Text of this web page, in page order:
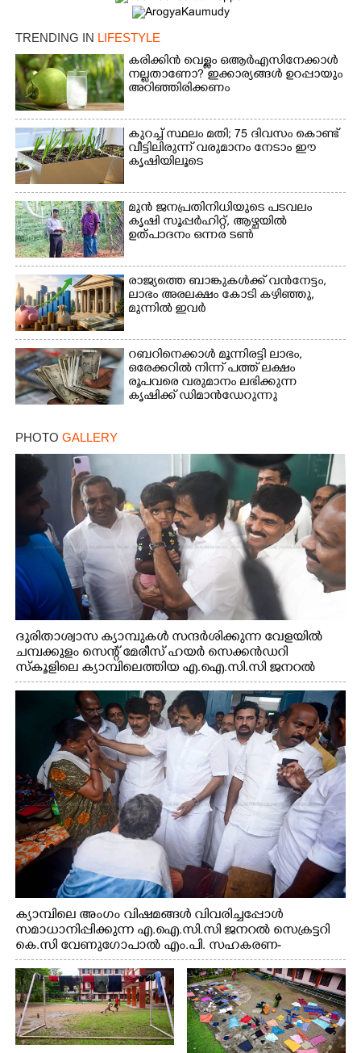
TRENDING IN LIFESTYLE
കരിക്കിൻ വെള്ളം ഒആർഎസിനേക്കാൾ
നല്ലതാണോ? ഇക്കാര്യങ്ങൾ ഉറപ്പായും
അറിഞ്ഞിരിക്കണം
കുറച്ച് സ്ഥലം മതി; 75 ദിവസം കൊണ്ട്
വീട്ടിലിരുന്ന് വരുമാനം നേടാം ഈ
കൃഷിയിലൂടെ
മുൻ ജനപ്രതിനിധിയുടെ പടവലം
കൃഷി സൂപ്പർഹിറ്റ്,​ ആഴ്ചയിൽ
ഉത്പാദനം ഒന്നര ടൺ
രാജ്യത്തെ ബാങ്കുകൾക്ക് വൻനേട്ടം,​
ലാഭം അരലക്ഷം കോടി കഴിഞ്ഞു,​
മുന്നിൽ ഇവർ
റബറിനെക്കാൾ മൂന്നിരട്ടി ലാഭം,​
ഒരേക്കറിൽ നിന്ന് പത്ത് ലക്ഷം
രൂപവരെ വരുമാനം ലഭിക്കുന്ന
കൃഷിക്ക് ഡിമാൻഡേറുന്നു
PHOTO GALLERY
ദുരിതാശ്വാസ ക്യാമ്പുകൾ സന്ദർശിക്കുന്ന വേളയിൽ
ചമ്പക്കുളം സെന്റ് മേരീസ് ഹയർ സെക്കൻഡറി
സ്കൂളിലെ ക്യാമ്പിലെത്തിയ എ.ഐ.സി.സി ജനറൽ
സെക്രട്ടറി കെ.സി വേണുഗോപാൽ എം.പി കുരുന്നിനെ
എടുത്ത് ലാളിച്ചപ്പോൾ. സഹകരണ-എക്സൈസ്
വകുപ്പ് മന്ത്രി എം. ലിജു, കൃഷിവകുപ്പ് മന്ത്രി ടി. സിദ്ദിഖ്,
റെജി ചെറിയാൻ എം. എൽ. എ എന്നിവർ സമീപം
ക്യാമ്പിലെ അംഗം വിഷമങ്ങൾ വിവരിച്ചപ്പോൾ
സമാധാനിപ്പിക്കുന്ന എ.ഐ.സി.സി ജനറൽ സെക്രട്ടറി
കെ.സി വേണുഗോപാൽ എം.പി. സഹകരണ-
എക്സൈസ് വകുപ്പ് മന്ത്രി എം. ലിജു, എന്നിവർ
Share this link
Copy Link